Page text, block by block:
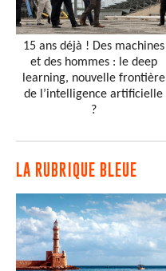
15 ans déjà ! Des machines
et des hommes : le deep
learning, nouvelle frontière
de l’intelligence artificielle
?
LA RUBRIQUE BLEUE